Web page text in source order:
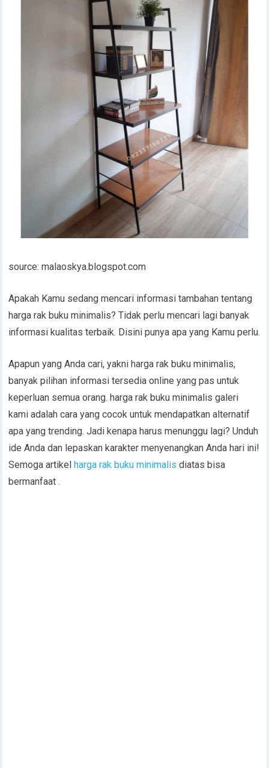
source: malaoskya.blogspot.com
Apakah Kamu sedang mencari informasi tambahan tentang
harga rak buku minimalis? Tidak perlu mencari lagi banyak
informasi kualitas terbaik. Disini punya apa yang Kamu perlu.
Apapun yang Anda cari, yakni harga rak buku minimalis,
banyak pilihan informasi tersedia online yang pas untuk
keperluan semua orang. harga rak buku minimalis galeri
kami adalah cara yang cocok untuk mendapatkan alternatif
apa yang trending. Jadi kenapa harus menunggu lagi? Unduh
ide Anda dan lepaskan karakter menyenangkan Anda hari ini!
Semoga artikelharga rak buku minimalisdiatas bisa
bermanfaat .